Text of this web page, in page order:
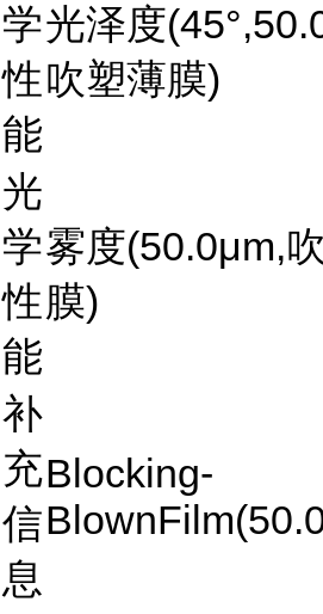
学
性
能
光泽度
吹塑薄膜)
光
学
性
能
雾度(50.0μm,
膜)
补
充
信
息
Blocking-